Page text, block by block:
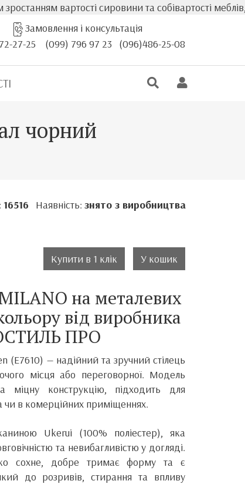
вартості сировини та собівартості меблів,
Замовлення і консультація
27-25
(099) 796 97 23 (096)486-25-08
чорний
16516 Наявність: знято з виробництва
Купити в 1 клік У кошик
на металевих
від виробника
ПРО
(E7610) — надійний та зручний стілець
місця або переговорної. Модель
міцну конструкцію, підходить для
в комерційних приміщеннях.
Ukerui (100% поліестер), яка
та невибагливістю у догляді.
сохне, добре тримає форму та є
до розривів, стирання та впливу